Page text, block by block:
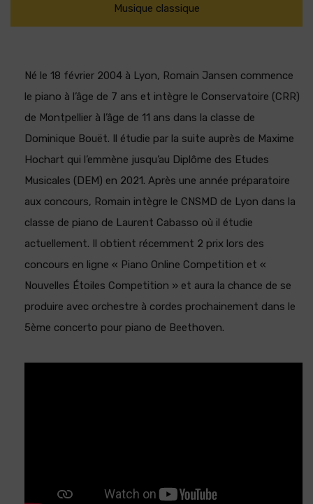
Musique classique
Né le 18 février 2004 à Lyon, Romain Jansen commence
le piano à l’âge de 7 ans et intègre le Conservatoire (CRR)
de Montpellier à l’âge de 11 ans dans la classe de
Dominique Bouët. Il étudie par la suite auprès de Maxime
Hochart qui l’emmène jusqu’au Diplôme des Etudes
Musicales (DEM) en 2021. Après une année préparatoire
aux concours, Romain intègre le CNSMD de Lyon dans la
classe de piano de Laurent Cabasso où il étudie
actuellement. Il obtient récemment 2 prix lors des
concours en ligne « Piano Online Competition et «
Nouvelles Étoiles Competition » et aura la chance de se
produire avec orchestre à cordes prochainement dans le
5ème concerto pour piano de Beethoven.